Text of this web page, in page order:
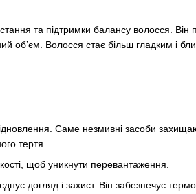
та підтримки балансу волосся. Він
об’єм. Волосся стає більш гладким і
Саме незмивні засоби
тертя.
щоб уникнути перевантаження.
догляд і захист. Він забезпечує